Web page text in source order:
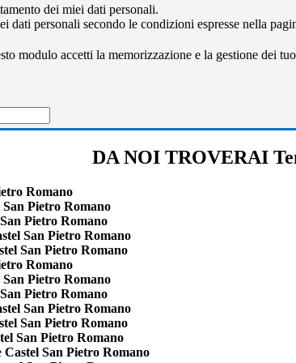
dei miei dati personali.
dati personali secondo le condizioni espresse nella
modulo accetti la memorizzazione e la gestione dei
DA NOI TROVERAI
Romano
San Pietro Romano
Pietro Romano
San Pietro Romano
San Pietro Romano
Romano
San Pietro Romano
Pietro Romano
San Pietro Romano
San Pietro Romano
San Pietro Romano
Castel San Pietro Romano